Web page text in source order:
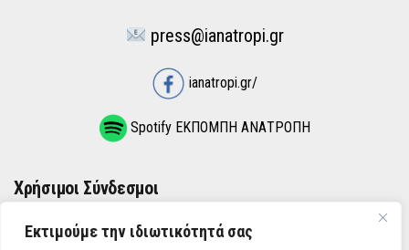
Εκτιμούμε την ιδιωτικότητά σας
press@ianatropi.gr
ianatropi.gr/
Spotify ΕΚΠΟΜΠΗ ΑΝΑΤΡΟΠΗ
Χρήσιμοι Σύνδεσμοι
ΌΡΟΙ ΧΡΉΣΗΣ